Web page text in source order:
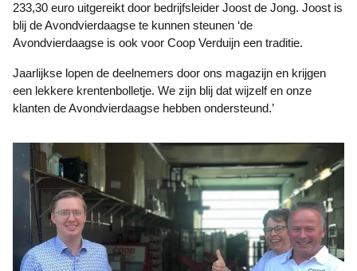
233,30 euro uitgereikt door bedrijfsleider Joost de Jong. Joost is
blij de Avondvierdaagse te kunnen steunen ‘de
Avondvierdaagse is ook voor Coop Verduijn een traditie.
Jaarlijkse lopen de deelnemers door ons magazijn en krijgen
een lekkere krentenbolletje. We zijn blij dat wijzelf en onze
klanten de Avondvierdaagse hebben ondersteund.’